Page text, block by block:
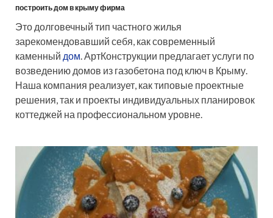
построить дом в крыму фирма
Это долговечный тип частного жилья
зарекомендовавший себя, как современный
каменный дом. АртКонструкции предлагает услуги по
возведению домов из газобетона под ключ в Крыму.
Наша компания реализует, как типовые проектные
решения, так и проекты индивидуальных планировок
коттеджей на профессиональном уровне.